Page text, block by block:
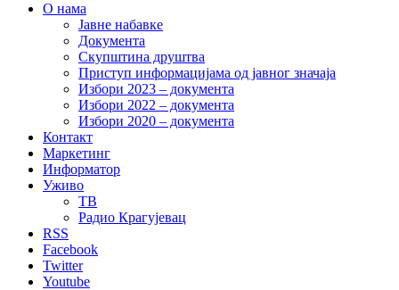
О нама
Јавне набавке
Документа
Скупштина друштва
Приступ информацијама од јавног значаја
Избори 2023 – документа
Избори 2022 – документа
Избори 2020 – документа
Контакт
Маркетинг
Информатор
Уживо
ТВ
Радио Крагујевац
RSS
Facebook
Twitter
Youtube